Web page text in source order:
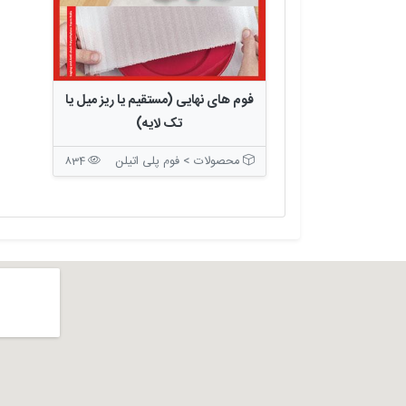
فوم های نهایی (مستقیم یا ریز میل یا
تک لایه)
محصولات > فوم پلی اتیلن 834